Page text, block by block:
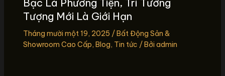
Bạc Là Phương Tiện, Trí Tưởng
Tượng Mới Là Giới Hạn
Tháng mười một 19, 2025 /Bất Động Sản &
Showroom Cao Cấp, Blog, Tin tức / Bởi admin